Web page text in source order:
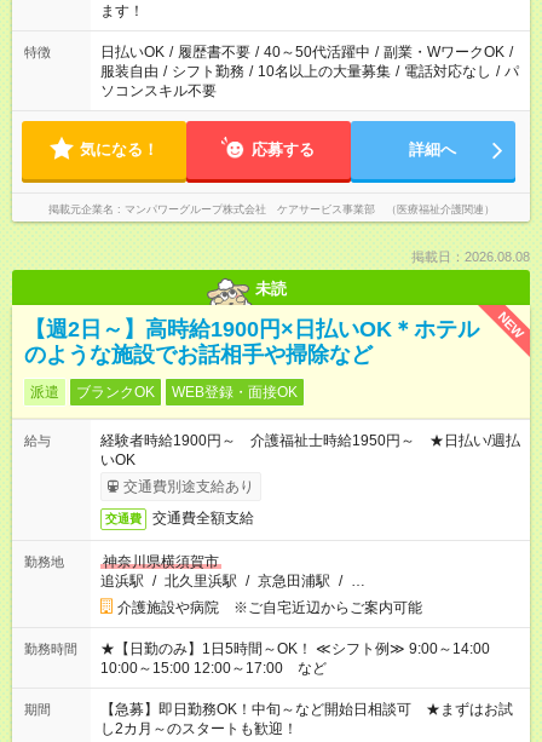
業はご案内が難しい場合があります
ます！
特徴 日払いOK / 履歴書不要 / 40～50代活躍中 / 副業・WワークOK /
服装自由 / シフト勤務 / 10名以上の大量募集 / 電話対応なし / パ
ソコンスキル不要
気になる！ 応募する 詳細へ
掲載元企業名 マンパワーグループ株式会社 ケアサービス事業部 （医療福祉介護関連）
掲載日：2026.08.08
未読
NEW
【週2日～】高時給1900円×日払いOK＊ホテル
のような施設でお話相手や掃除など
派遣 ブランクOK WEB登録・面接OK
給与
経験者時給1900円～ 介護福祉士時給1950円～ ★日払い/週払
いOK
交通費別途支給あり
交通費 交通費全額支給
勤務地
神奈川県横須賀市
追浜駅 / 北久里浜駅 / 京急田浦駅 / …
介護施設や病院 ※ご自宅近辺からご案内可能
勤務時間
★【日勤のみ】1日5時間～OK！ ≪シフト例≫ 9:00～14:00
10:00～15:00 12:00～17:00 など
期間
【急募】即日勤務OK！中旬～など開始日相談可 ★まずはお試
し2カ月～のスタートも歓迎！